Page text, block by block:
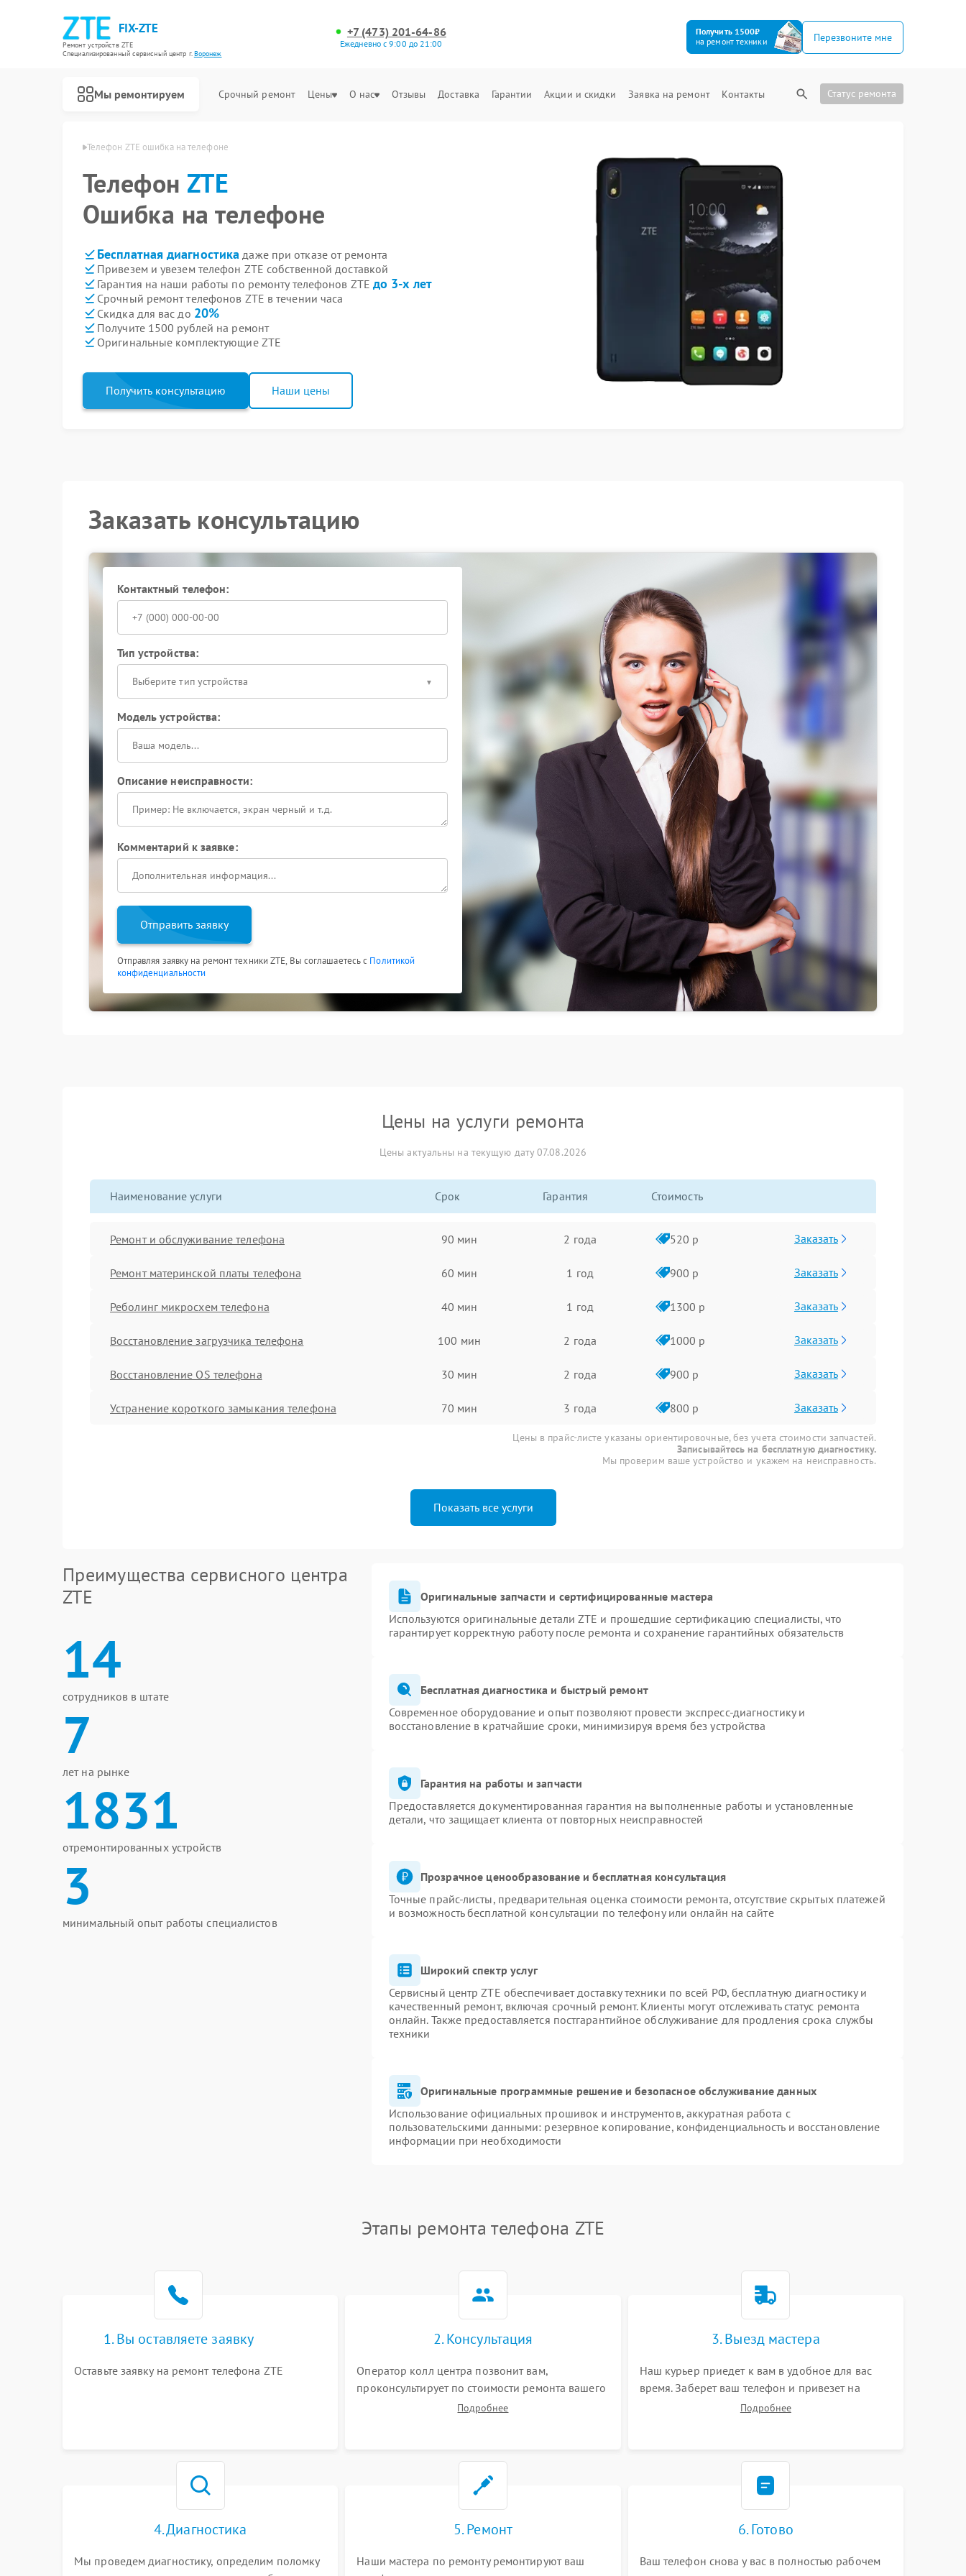
FIX-ZTE
Ремонт устройств ZTE
Специализированный cервисный центр г.Воронеж
+7 (473) 201-64-86
Ежедневно с 9:00 до 21:00
Получить 1500₽
на ремонт техники
Перезвоните мне
Мы ремонтируем Срочный ремонт Цены О нас Отзывы Доставка Гарантии Акции и скидки Заявка на ремонт Контакты Статус ремонта
Телефон ZTE ошибка на телефоне
Телефон ZTE
Ошибка на телефоне
Бесплатная диагностика даже при отказе от ремонта
Привезем и увезем телефон ZTE собственной доставкой
Гарантия на наши работы по ремонту телефонов ZTE до 3-х лет
Срочный ремонт телефонов ZTE в течении часа
Скидка для вас до 20%
Получите 1500 рублей на ремонт
Оригинальные комплектующие ZTE
Получить консультацию Наши цены
Заказать консультацию
Контактный телефон:
Тип устройства:
Выберите тип устройства
Модель устройства:
Описание неисправности:
Комментарий к заявке:
Отправить заявку
Отправляя заявку на ремонт техники ZTE, Вы соглашаетесь с Политикой
конфиденциальности
Цены на услуги ремонта
Цены актуальны на текущую дату 07.08.2026
Наименование услуги Срок Гарантия Стоимость
Ремонт и обслуживание телефона 90 мин 2 года 520 р Заказать
Ремонт материнской платы телефона 60 мин 1 год 900 р Заказать
Реболинг микросхем телефона 40 мин 1 год 1300 р Заказать
Восстановление загрузчика телефона 100 мин 2 года 1000 р Заказать
Восстановление OS телефона 30 мин 2 года 900 р Заказать
Устранение короткого замыкания телефона 70 мин 3 года 800 р Заказать
Цены в прайс-листе указаны ориентировочные, без учета стоимости запчастей.
Записывайтесь на бесплатную диагностику.
Мы проверим ваше устройство и укажем на неисправность.
Показать все услуги
Преимущества сервисного центра
ZTE
14
сотрудников в штате
7
лет на рынке
1831
отремонтированных устройств
3
минимальный опыт работы специалистов
Оригинальные запчасти и сертифицированные мастера
Используются оригинальные детали ZTE и прошедшие сертификацию специалисты, что
гарантирует корректную работу после ремонта и сохранение гарантийных обязательств
Бесплатная диагностика и быстрый ремонт
Современное оборудование и опыт позволяют провести экспресс-диагностику и
восстановление в кратчайшие сроки, минимизируя время без устройства
Гарантия на работы и запчасти
Предоставляется документированная гарантия на выполненные работы и установленные
детали, что защищает клиента от повторных неисправностей
Прозрачное ценообразование и бесплатная консультация
Точные прайс-листы, предварительная оценка стоимости ремонта, отсутствие скрытых платежей
и возможность бесплатной консультации по телефону или онлайн на сайте
Широкий спектр услуг
Сервисный центр ZTE обеспечивает доставку техники по всей РФ, бесплатную диагностику и
качественный ремонт, включая срочный ремонт. Клиенты могут отслеживать статус ремонта
онлайн. Также предоставляется постгарантийное обслуживание для продления срока службы
техники
Оригинальные программные решение и безопасное обслуживание данных
Использование официальных прошивок и инструментов, аккуратная работа с
пользовательскими данными: резервное копирование, конфиденциальность и восстановление
информации при необходимости
Этапы ремонта телефона ZTE
1. Вы оставляете заявку
Оставьте заявку на ремонт телефона ZTE
2. Консультация
Оператор колл центра позвонит вам,
проконсультирует по стоимости ремонта вашего
телефона а также ответит на все ваши вопросы.
Подробнее
3. Выезд мастера
Наш курьер приедет к вам в удобное для вас
время. Заберет ваш телефон и привезет на
склад для диагностики.Подробнее
4. Диагностика
Мы проведем диагностику, определим поломку
5. Ремонт
Наши мастера по ремонту ремонтируют ваш
6. Готово
Ваш телефон снова у вас в полностью рабочем